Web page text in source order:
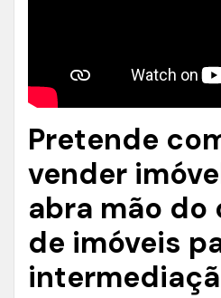
Pretende
vender
abra mão
de imóveis